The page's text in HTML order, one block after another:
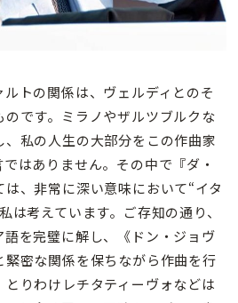
ルトの関係は、ヴェルディとのそ
です。ミラノやザルツブルクな
、私の人生の大部分をこの作曲家
はありません。その中で『ダ・
、非常に深い意味において“イタ
は考えています。ご存知の通り、
を完璧に解し、《ドン・ジョヴ
緊密な関係を保ちながら作曲を行
りわけレチタティーヴォなどは